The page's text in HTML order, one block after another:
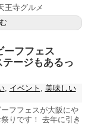
王寺グルメ
ーフフェス
ージもあるっ
, イベント , 美味しい
フフェスが大阪にや
りです！ 去年に引き